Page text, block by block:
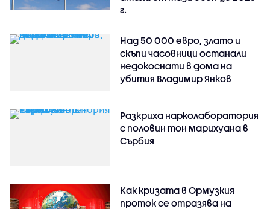
г.
Над 50 000 евро, злато и
скъпи часовници останали
недокоснати в дома на
убития Владимир Янков
Разкриха нарколаборатория
с половин тон марихуана в
Сърбия
Как кризата в Ормузкия
проток се отразява на